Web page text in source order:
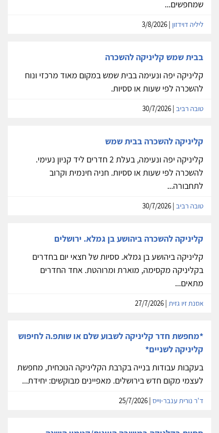
שמחפשים...
ליליה דוידזון
בבית שמש קליניקה להשכרה
קליניקה יפה ונעימה בבית שמש במקום מאוד מרכזי ונוח
להשכרה לפי שעות או ססיות.
טובה רביב
קליניקה להשכרה בבית שמש
קליניקה יפה ונעימה, בעלת 2 חדרים ליד קניון נעימי.
להשכרה לפי שעות או ססיות. חניה חינמית וקרוב
לתחבורה...
טובה רביב
קליניקה להשכרה ביהושע בן גמלא. ירושלים
קליניקה ביהושע בן גמלא. ססיות של חצאי יום בחדרים
בקליניקה מקסימה, מוארת ומרוהטת. אחד החדרים
מתאים...
אסנת זיו גזית
*מחפשת חדר קליניקה לשבוע שלם או שותפ.ה לחיפוש
קליניקה לשניים*
בעקבות עבודות בנייה בקרבת הקליניקה הנוכחית, מחפשת
לעצמי מקום חדש בירושלים. מאפיינים מבוקשים: יחידת...
ד'ר נורית ענבר-וייס